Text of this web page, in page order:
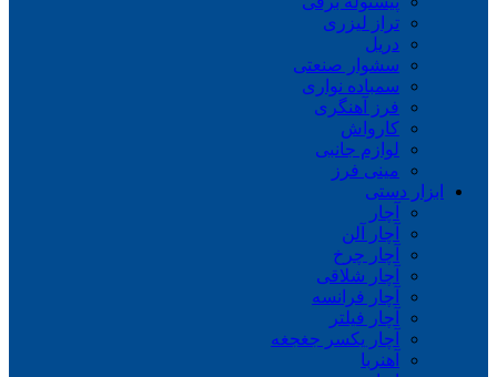
تراز لیزری
دریل
سشوار صنعتی
سمباده نواری
فرز آهنگری
کارواش
لوازم جانبی
مینی فرز
ابزار دستی
آچار
آچار آلن
آچار چرخ
آچار شلاقی
آچار فرانسه
آچار فیلتر
آچار یکسر جغجغه
آهنربا